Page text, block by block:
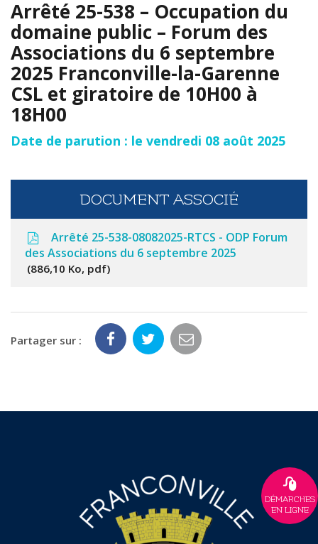
Arrêté 25-538 – Occupation du
domaine public – Forum des
Associations du 6 septembre
2025 Franconville-la-Garenne
CSL et giratoire de 10H00 à
18H00
Date de parution : le vendredi 08 août 2025
DOCUMENT ASSOCIÉ
Arrêté 25-538-08082025-RTCS - ODP Forum
des Associations du 6 septembre 2025
886,10 Ko, pdf
Partager sur :
DÉMARCHES
EN LIGNE